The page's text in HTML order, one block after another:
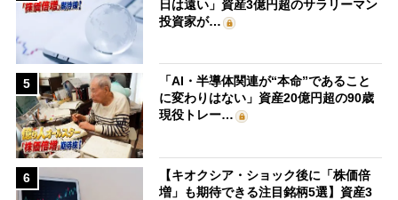
日は遠い」資産3億円超のサラリーマン
投資家が…
5
「AI・半導体関連が“本命”であること
に変わりはない」資産20億円超の90歳
現役トレー…
6
【キオクシア・ショック後に「株価倍
増」も期待できる注目銘柄5選】資産3